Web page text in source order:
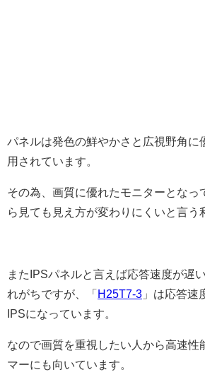
パネルは発色の鮮やかさと広視野角に
用されています。
その為、画質に優れたモニターとなっ
ら見ても見え方が変わりにくいと言う
またIPSパネルと言えば応答速度が遅
れがちですが、「 H25T7-3 」は応答速
IPSになっています。
なので画質を重視したい人から高速性
マーにも向いています。